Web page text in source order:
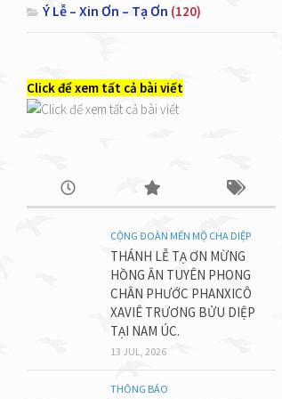
Ý Lễ – Xin Ơn – Tạ Ơn (120)
Click để xem tất cả bài viết
CỘNG ĐOÀN MẾN MỘ CHA DIỆP
THÁNH LỄ TẠ ƠN MỪNG
HỒNG ÂN TUYÊN PHONG
CHÂN PHƯỚC PHANXICÔ
XAVIÊ TRƯƠNG BỬU DIỆP
TẠI NAM ÚC.
13 JUL, 2026
THÔNG BÁO